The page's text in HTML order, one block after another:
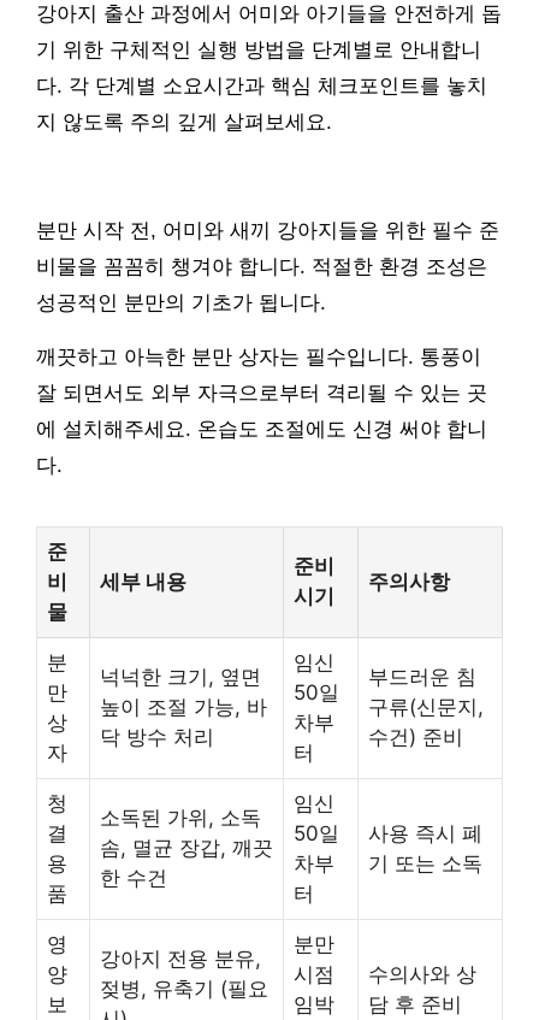
강아지 출산 과정에서 어미와 아기들을 안전하게 돕
기 위한 구체적인 실행 방법을 단계별로 안내합니
다. 각 단계별 소요시간과 핵심 체크포인트를 놓치
지 않도록 주의 깊게 살펴보세요.
분만 시작 전, 어미와 새끼 강아지들을 위한 필수 준
비물을 꼼꼼히 챙겨야 합니다. 적절한 환경 조성은
성공적인 분만의 기초가 됩니다.
깨끗하고 아늑한 분만 상자는 필수입니다. 통풍이
잘 되면서도 외부 자극으로부터 격리될 수 있는 곳
에 설치해주세요. 온습도 조절에도 신경 써야 합니
다.
준
비
물
세부 내용
준비
시기
주의사항
분
만
상
자
넉넉한 크기, 옆면
높이 조절 가능, 바
닥 방수 처리
임신
50일
차부
터
부드러운 침
구류(신문지,
수건) 준비
청
결
용
품
소독된 가위, 소독
솜, 멸균 장갑, 깨끗
한 수건
임신
50일
차부
터
사용 즉시 폐
기 또는 소독
영
양
보
강아지 전용 분유,
젖병, 유축기 (필요
분만
시점
임박
수의사와 상
담 후 준비